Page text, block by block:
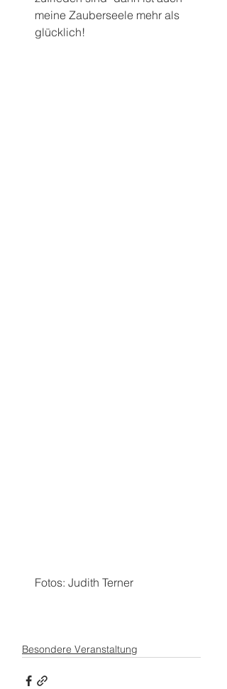
meine Zauberseele mehr als
glücklich!
Fotos: Judith Terner
Besondere Veranstaltung